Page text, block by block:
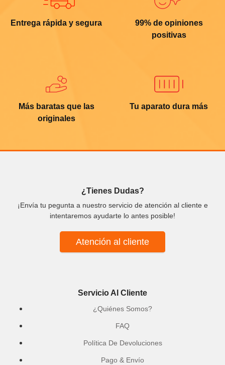
Entrega rápida y segura
99% de opiniones
positivas
Más baratas que las
originales
Tu aparato dura más
¿Tienes Dudas?
¡Envía tu pegunta a nuestro servicio de atención al cliente e
intentaremos ayudarte lo antes posible!
Atención al cliente
Servicio Al Cliente
¿Quiénes Somos?
FAQ
Política De Devoluciones
Pago & Envío